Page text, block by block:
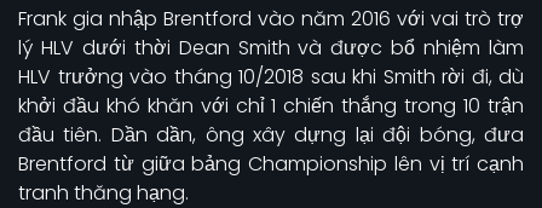
Frank gia nhập Brentford vào năm 2016 với vai trò trợ
lý HLV dưới thời Dean Smith và được bổ nhiệm làm
HLV trưởng vào tháng 10/2018 sau khi Smith rời đi, dù
khởi đầu khó khăn với chỉ 1 chiến thắng trong 10 trận
đầu tiên. Dần dần, ông xây dựng lại đội bóng, đưa
Brentford từ giữa bảng Championship lên vị trí cạnh
tranh thăng hạng.